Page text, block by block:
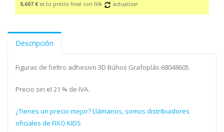
0,607 € es tu precio final con IVA actualizar
Descripción
Figuras de fieltro adhesivo 3D Búhos Grafoplás 68048605
Precio sin el 21 % de IVA.
¿Tienes un precio mejor? Llámanos, somos distribuidores
oficiales de FIXO KIDS